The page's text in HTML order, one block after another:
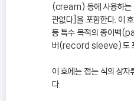
(cream) 등에 사용하
관없다]을 포함한다. 이
등 특수 목적의 종이백
버(record sleeve)도
이 호에는 접는 식의 상
다.